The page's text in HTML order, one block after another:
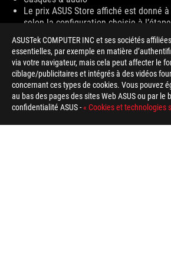
ASUSTek COMPUTER INC et ses sociétés
essentielles, par exemple en matière
via votre navigateur, mais cela peut affecter le
ciblage/publicitaires et intégrés à des vidéos
concernant ces types de cookies. Vous pouvez
au bas des pages des sites Web ASUS ou par
confidentialité ASUS -« Cookies et technologies
Le prix ASUS Store affiché est
selon la configuration choisie à
Site ROG
En ce qui concerne les informations
Le prix peut ne pas inclure les frais
Footer